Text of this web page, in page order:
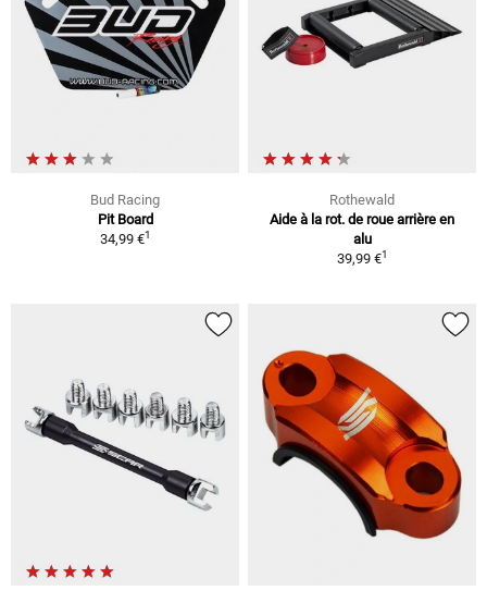
Bud Racing
Pit Board
34,99 €1
Rothewald
Aide à la rot. de roue arrière en
alu
39,99 €1